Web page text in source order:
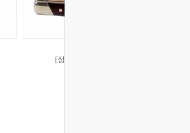
[정품][벅]듀스(F) 나이프